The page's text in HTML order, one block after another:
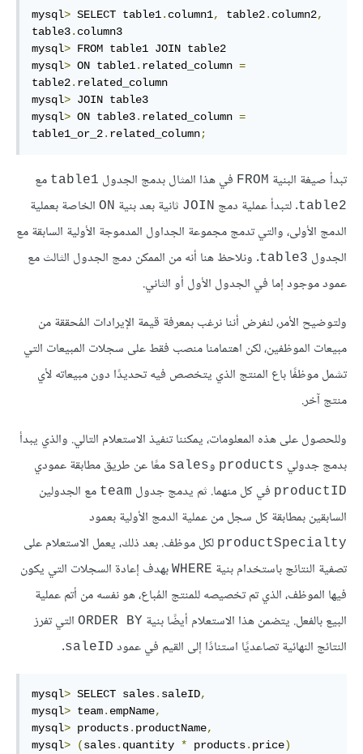
mysql> SELECT table1. column1, table2. column2,
table3. column3
mysql> FROM table1 JOIN table2
mysql> ON table1. related_column =
table2. related_column
mysql> JOIN table3
mysql> ON table3. related_column =
table1_or_2. related_column;
تبدأ صيغة البنية FROM في هذا المثال بدمج الجدول table1 مع
table2. لتبدأ عملية دمج JOIN ثانية بعد بنية ON الخاصة بعملية
الدمج الأولى، والتي تدمج مجموعة الجداول المدموجة الأولية السابقة مع
الجدول table3. ونلاحظ هنا أنه من الممكن دمج الجدول الثالث مع
عمود موجود إما في الجدول الأول أو الثاني.
ولتوضيح الأمر، لنفرض أننا نرغب بمعرفة قيمة الإيرادات المُحققة من
مبيعات الموظفين، لكن اهتمامنا منصب فقط على سجلات المبيعات التي
تشمل موظفًا باع المنتج الذي يتخصص فيه تحديدًا دون مبيعاته لأي
منتج آخر.
وللحصول على هذه المعلومات، يمكننا تنفيذ الاستعلام التالي. والذي يبدأ
بدمج جدولي products وsales معًا عن طريق مطابقة عمودي
productID في كل منهما. ثم يدمج جدول team مع الجدولين
السابقين بمطابقة كل سجل من عملية الدمج الأولية بعمود
productSpecialty لكل موظف. بعد ذلك، يعمل الاستعلام على
تصفية النتائج باستخدام بنية WHERE بهدف إعادة السجلات التي يكون
فيها الموظف، الذي تم تخصيصه للمنتج المُباع، هو نفسه من أتم عملية
البيع بالفعل. يتضمن هذا الاستعلام أيضًا بنية ORDER BY التي تفرز
النتائج النهائية تصاعديًا استنادًا إلى القيم في عمود saleID
.
mysql> SELECT sales. saleID,
mysql> team. empName,
mysql> products. productName,
mysql> (sales. quantity * products. price)